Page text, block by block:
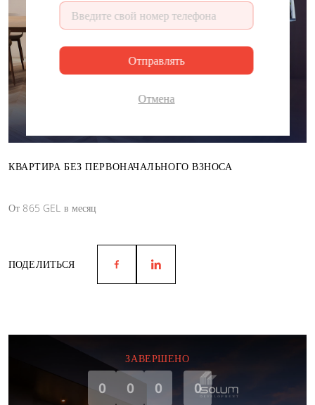
Отправлять
Отмена
КВАРТИРА БЕЗ ПЕРВОНАЧАЛЬНОГО ВЗНОСА
От 865 GEL в месяц
ПОДЕЛИТЬСЯ
ЗАВЕРШЕНО
0 0 0 0